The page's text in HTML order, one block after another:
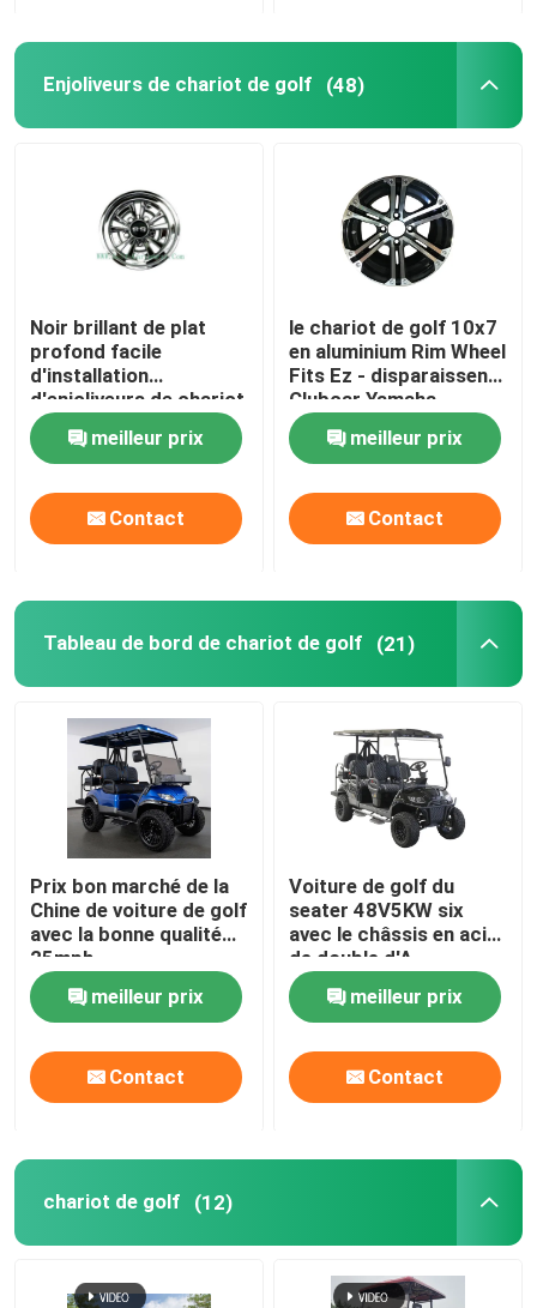
Produits
Au sujet de nous
Visite d'usine
Contrôle de qualité
Contact USA
Nouvelles
Enjoliveurs de chariot de golf
Tableau de bord de chariot de golf
Enjoliveurs de chariot de golf (48)
Noir brillant de plat
profond facile
d'installation
d'enjoliveurs de chariot
de golf des biens 8
meilleur prix
Contact
le chariot de golf 10x7
en aluminium Rim Wheel
Fits Ez - disparaissent
Clubcar Yamaha
Tomberlin Harley
meilleur prix
Contact
Tableau de bord de chariot de golf (21)
Prix bon marché de la
Chine de voiture de golf
avec la bonne qualité
25mph
meilleur prix
Contact
Voiture de golf du
seater 48V5KW six
avec le châssis en acier
de double d'A
suspension de bras
fabriqué en Chine
meilleur prix
Contact
chariot de golf (12)